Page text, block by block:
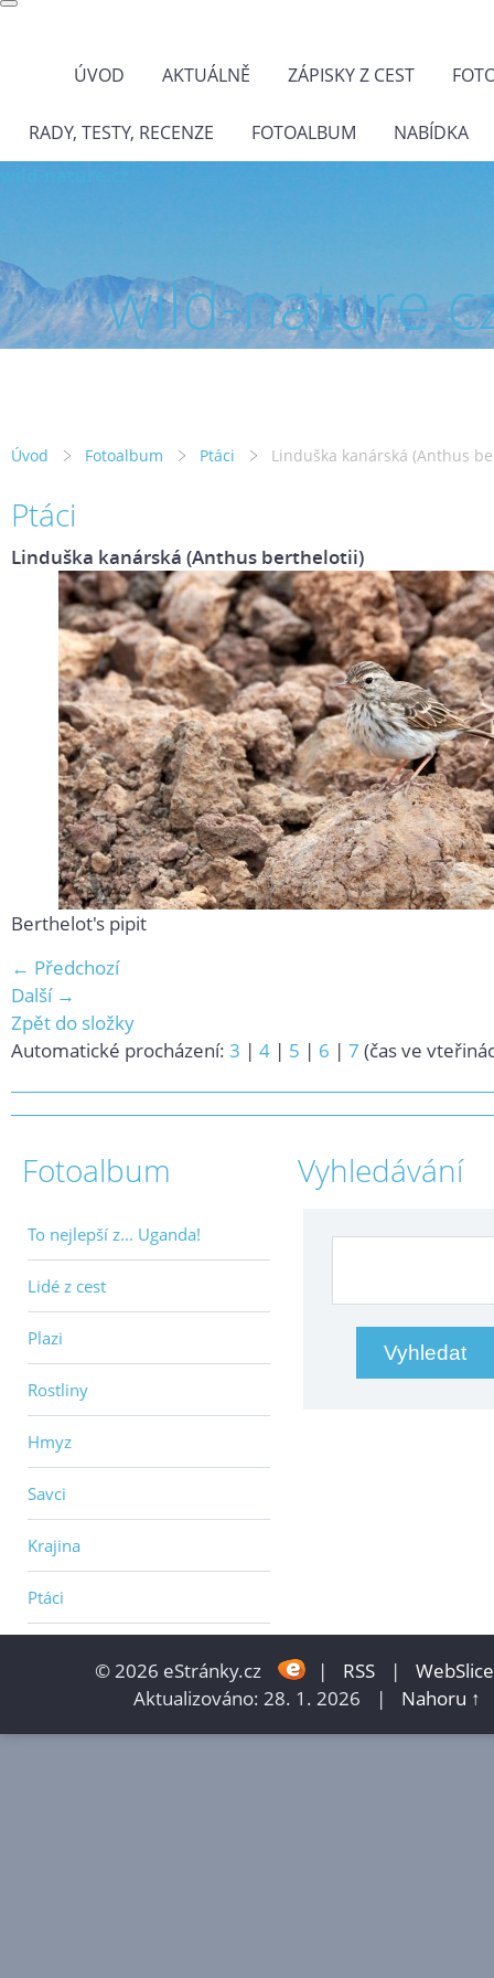
ÚVOD AKTUÁLNĚ ZÁPISKY Z CEST
RADY, TESTY, RECENZE FOTOALBUM NABÍDKA
wild-
Úvod Fotoalbum Ptáci Linduška kanárská (Anthus
Ptáci
Linduška kanárská (Anthus berthelotii)
Berthelot's pipit
← Předchozí
Další →
Zpět do složky
Automatické procházení: 3 | 4 | 5 | 6 | 7 (čas ve
Fotoalbum
To nejlepší z... Uganda!
Lidé z cest
Plazi
Rostliny
Hmyz
Savci
Krajina
Ptáci
Vyhledávání
© 2026 eStránky.cz | RSS |
WebSlice
Aktualizováno: 28. 1. 2026
| Nahoru ↑